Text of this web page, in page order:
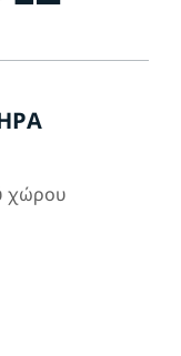
χώρου